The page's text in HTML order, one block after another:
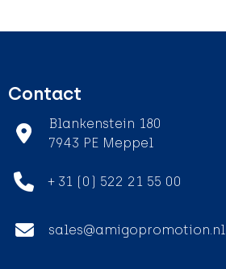
Contact
Blankenstein 180
7943 PE Meppel
+ 31 (0) 522 21 55 00
sales@amigopromotion.nl